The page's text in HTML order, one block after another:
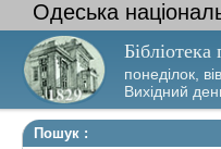
Одеська
понеділок,
Вихідний
Пошук :